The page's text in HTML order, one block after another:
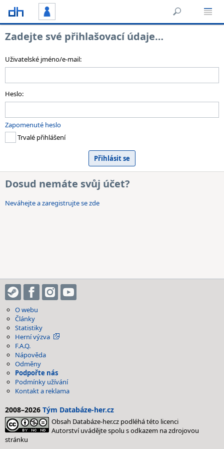
Zadejte své přihlašovací údaje…
Uživatelské jméno/e-mail:
Heslo:
Zapomenuté heslo
Trvalé přihlášení
Dosud nemáte svůj účet?
Neváhejte a zaregistrujte se zde
O webu
Články
Statistiky
Herní výzva
F.A.Q.
Nápověda
Odměny
Podpořte nás
Podmínky užívání
Kontakt a reklama
2008–2026 Tým Databáze-her.cz
Obsah Databáze-her.cz podléhá této licenci
Autorství uvádějte spolu s odkazem na zdrojovou
stránku